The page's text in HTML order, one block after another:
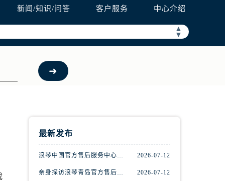
新闻/知识/问答 客户服务 中心介绍
▲
▼
最新发布
浪琴中国官方售后服务中心完整地址及热线实地考察报告+多信源验证（2026年7月最新） 2026-07-12
亲身探访浪琴青岛官方售后服务中心｜最新电话及地址（2026年7月最新） 2026-07-12